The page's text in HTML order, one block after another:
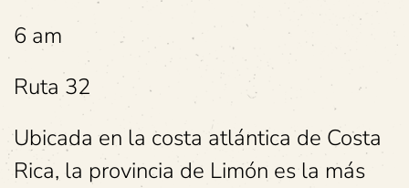
6 am
Ruta 32
Ubicada en la costa atlántica de Costa
Rica, la provincia de Limón es la más